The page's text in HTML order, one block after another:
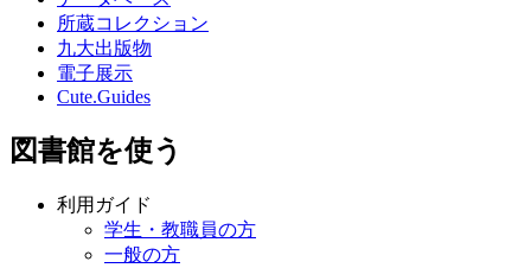
所蔵コレクション
九大出版物
電子展示
Cute.Guides
図書館を使う
利用ガイド
学生・教職員の方
一般の方